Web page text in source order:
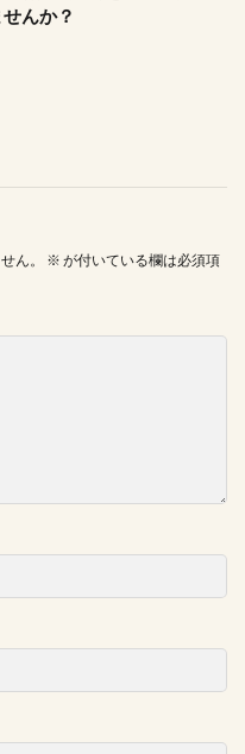
せんか？
ん。 ※ が付いている欄は必須項